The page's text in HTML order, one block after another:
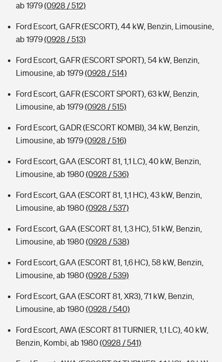
ab 1979(0928 / 512)
Ford Escort, GAFR (ESCORT), 44 kW, Benzin, Limousine,
ab 1979(0928 / 513)
Ford Escort, GAFR (ESCORT SPORT), 54 kW, Benzin,
Limousine, ab 1979(0928 / 514)
Ford Escort, GAFR (ESCORT SPORT), 63 kW, Benzin,
Limousine, ab 1979(0928 / 515)
Ford Escort, GADR (ESCORT KOMBI), 34 kW, Benzin,
Limousine, ab 1979(0928 / 516)
Ford Escort, GAA (ESCORT 81, 1,1 LC), 40 kW, Benzin,
Limousine, ab 1980(0928 / 536)
Ford Escort, GAA (ESCORT 81, 1,1 HC), 43 kW, Benzin,
Limousine, ab 1980(0928 / 537)
Ford Escort, GAA (ESCORT 81, 1,3 HC), 51 kW, Benzin,
Limousine, ab 1980(0928 / 538)
Ford Escort, GAA (ESCORT 81, 1,6 HC), 58 kW, Benzin,
Limousine, ab 1980(0928 / 539)
Ford Escort, GAA (ESCORT 81, XR3), 71 kW, Benzin,
Limousine, ab 1980(0928 / 540)
Ford Escort, AWA (ESCORT 81 TURNIER, 1,1 LC), 40 kW,
Benzin, Kombi, ab 1980(0928 / 541)